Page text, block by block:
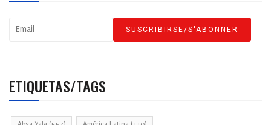
ETIQUETAS/TAGS